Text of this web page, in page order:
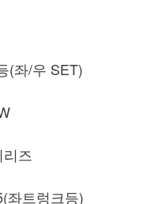
(좌/우 SET)
즈
좌트렁크등)